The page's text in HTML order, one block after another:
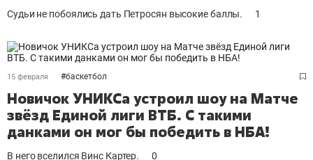
Судьи не побоялись дать Петросян высокие баллы. 1
15 февраля #баскетбол
Новичок УНИКСа устроил шоу на Матче
звёзд Единой лиги ВТБ. С такими
данками он мог бы победить в НБА!
В него вселился Винс Картер. 0